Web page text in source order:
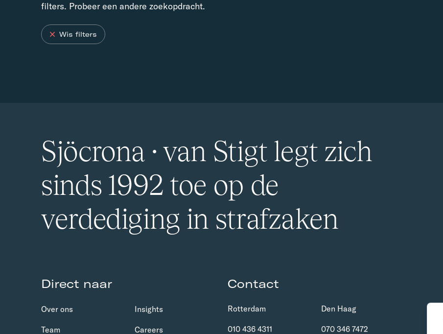
filters. Probeer een andere zoekopdracht.
Wis filters
Sjöcrona · van Stigt legt zich
sinds 1992 toe op de
verdediging in strafzaken
Direct naar
Over ons Insights
Team Careers
Contact
Rotterdam
010 436 4311
Den Haag
070 346 7472